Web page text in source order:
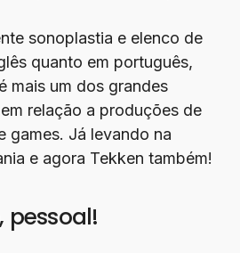
sonoplastia e elenco de
quanto em português,
mais um dos grandes
relação a produções de
games. Já levando na
e agora Tekken também!
pessoal!